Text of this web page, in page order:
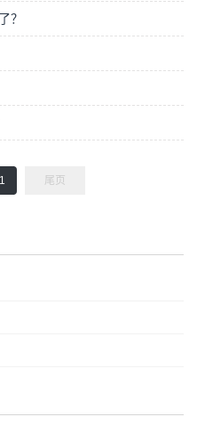
？
1 尾页